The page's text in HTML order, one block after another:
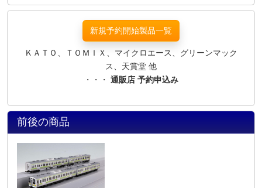
新規予約開始製品一覧
ＫＡＴＯ、ＴＯＭＩＸ、マイクロエース、グリーンマック
ス、天賞堂 他
・・・ 通販店 予約申込み
前後の商品